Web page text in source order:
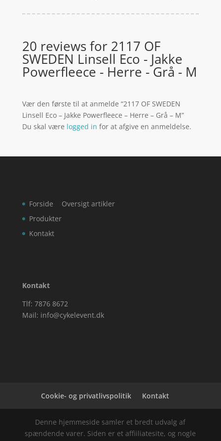
20 reviews for 2117 OF
SWEDEN Linsell Eco - Jakke
Powerfleece - Herre - Grå - M
Vær den første til at anmelde “2117 OF SWEDEN
Linsell Eco – Jakke Powerfleece – Herre – Grå – M”
Du skal være logged in for at afgive en anmeldelse.
Forside
Produkter
Kontakt
Oversigt artikler
Kontakt
Tlf: 7876 8672
Mail: info@cykelevent.dk
Cookie- og privatlivspolitik Kontakt
Denne hjemmeside samler et bredt udvalg af
spændende varer. Siden er et affiiliatesite, og nogle